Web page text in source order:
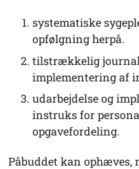
systematiske
opfølgning herpå.
tilstrækkelig
implementering af
udarbejdelse og
instruks for
opgavefordeling.
Påbuddet kan ophæves,